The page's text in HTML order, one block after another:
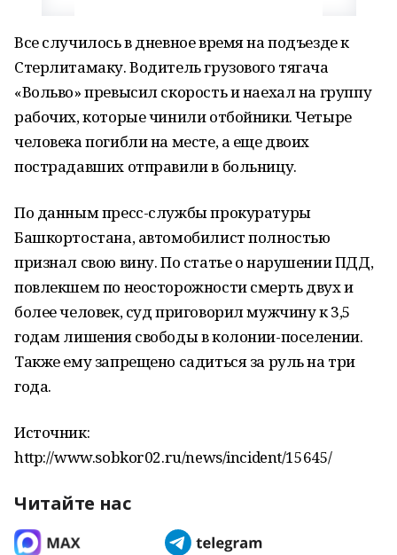
Все случилось в дневное время на подъезде к
Стерлитамаку. Водитель грузового тягача
«Вольво» превысил скорость и наехал на группу
рабочих, которые чинили отбойники. Четыре
человека погибли на месте, а еще двоих
пострадавших отправили в больницу.
По данным пресс-службы прокуратуры
Башкортостана, автомобилист полностью
признал свою вину. По статье о нарушении ПДД,
повлекшем по неосторожности смерть двух и
более человек, суд приговорил мужчину к 3,5
годам лишения свободы в колонии-поселении.
Также ему запрещено садиться за руль на три
года.
Источник:
http://www.sobkor02.ru/news/incident/15645/
Читайте нас